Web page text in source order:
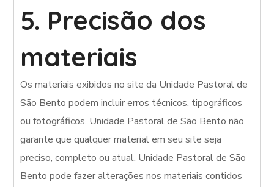
5. Precisão dos
materiais
Os materiais exibidos no site da Unidade Pastoral de
São Bento podem incluir erros técnicos, tipográficos
ou fotográficos. Unidade Pastoral de São Bento não
garante que qualquer material em seu site seja
preciso, completo ou atual. Unidade Pastoral de São
Bento pode fazer alterações nos materiais contidos